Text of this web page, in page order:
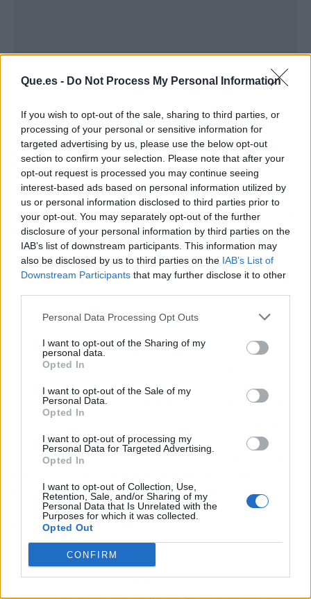
Que.es - Do Not Process My Personal Information
If you wish to opt-out of the sale, sharing to third parties, or
processing of your personal or sensitive information for
targeted advertising by us, please use the below opt-out
section to confirm your selection. Please note that after your
opt-out request is processed you may continue seeing
interest-based ads based on personal information utilized by
us or personal information disclosed to third parties prior to
your opt-out. You may separately opt-out of the further
disclosure of your personal information by third parties on the
IAB’s list of downstream participants. This information may
also be disclosed by us to third parties on the IAB’s List of
Downstream Participants that may further disclose it to other
Personal Data Processing Opt Outs
I want to opt-out of the Sharing of my
personal data.
Opted In
I want to opt-out of the Sale of my
Personal Data.
Opted In
I want to opt-out of processing my
Personal Data for Targeted Advertising.
Opted In
I want to opt-out of Collection, Use,
Retention, Sale, and/or Sharing of my
Personal Data that Is Unrelated with the
Purposes for which it was collected.
Opted Out
CONFIRM
¿Qué buscan los clientes en Arkhé
Cosmetics?
A nadie le gusta poner su cabello en riesgo, pero
es cierto queel cuidado del pelo es algo que en
ocasiones pasa muy de puntillas. Al encontrar
champús, acondicionadores y otros muchos
productos en los supermercados, muchos de
ellos a precio muy económico, no siempre se
prioriza la calidad o la eficacia de los
componentes de esos productos.
En Arkhé Cosmetics no ocurre eso, pues sus
profesionales trabajan insistentemente en
descubrir las mejores formulaciones para
asegurar unacorrecta hidratación del cabello
poner solución a los problemas de
o caída, cuidar con esmero la coloración y
proteger el estado natural del cabello,
reforzar
capilares,mejorar la nutrición y el brilloy
hacer frente a los problemas derivados de la
radiación solar.
Todos ellos son productos con efecto calmante
que utilizan y recomiendan profesionales del
cuidado del cabello y la peluquería. Por otra